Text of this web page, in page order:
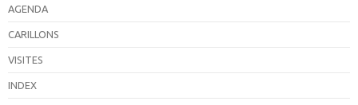
AGENDA
CARILLONS
VISITES
INDEX